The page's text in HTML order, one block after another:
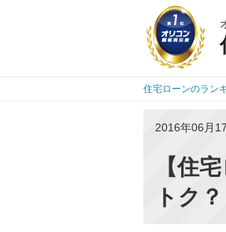
住宅ローンのラン
2016年06月
【住
トク